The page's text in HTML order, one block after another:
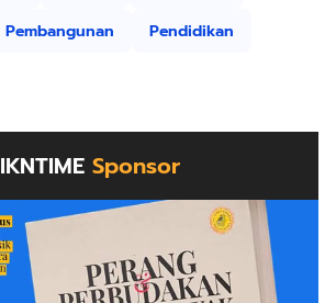
Pembangunan
Pendidikan
IKNTIME Sponsor